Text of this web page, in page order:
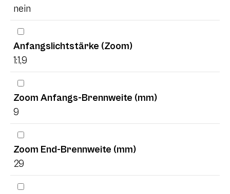
nein
Anfangslichtstärke (Zoom)
1:1,9
Zoom Anfangs-Brennweite (mm)
9
Zoom End-Brennweite (mm)
29